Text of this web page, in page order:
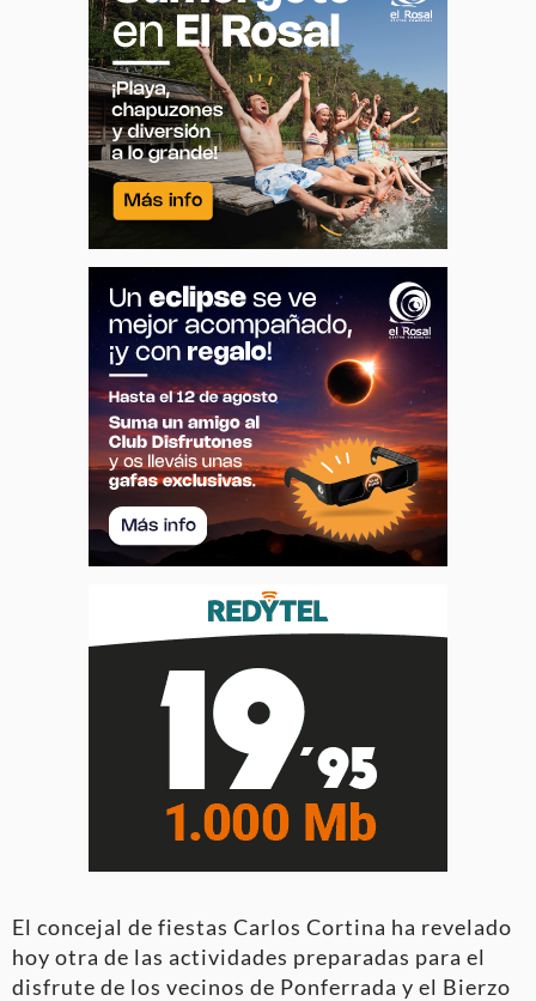
El concejal de fiestas Carlos Cortina ha revelado
hoy otra de las actividades preparadas para el
disfrute de los vecinos de Ponferrada y el Bierzo